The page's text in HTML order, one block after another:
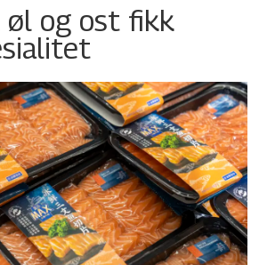
øl og ost fikk